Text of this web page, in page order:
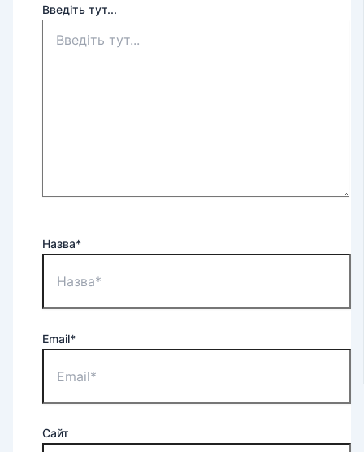
Введіть тут...
Назва*
Email*
Сайт